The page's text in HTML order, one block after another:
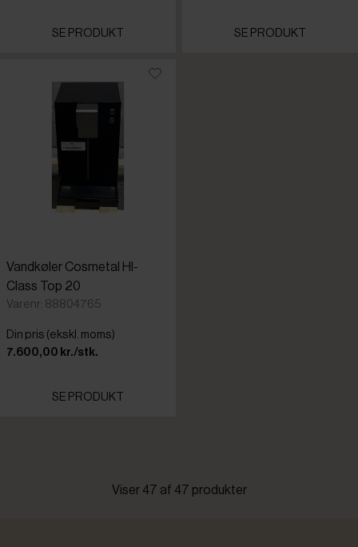
SE PRODUKT SE PRODUKT
Vandkøler Cosmetal HI-
Class Top 20
Varenr: 88804765
Din pris (ekskl. moms)
7.600,00 kr./stk.
SE PRODUKT
Viser 47 af 47 produkter